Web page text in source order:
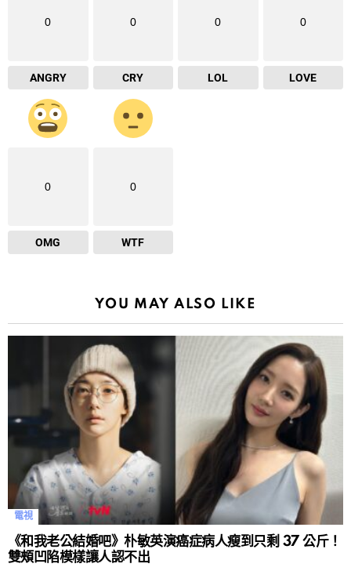
0
ANGRY
0
CRY
0
LOL
0
LOVE
0
OMG
0
WTF
YOU MAY ALSO LIKE
電視
《和我老公結婚吧》朴敏英演癌症病人瘦到只剩 37 公斤！
雙頰凹陷模樣讓人認不出